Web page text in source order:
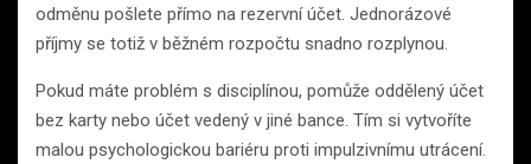
odměnu pošlete přímo na rezervní účet. Jednorázové
příjmy se totiž v běžném rozpočtu snadno rozplynou.
Pokud máte problém s disciplínou, pomůže oddělený účet
bez karty nebo účet vedený v jiné bance. Tím si vytvoříte
malou psychologickou bariéru proti impulzivnímu utrácení.